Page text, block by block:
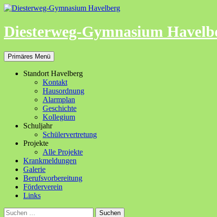
Zum
springen
Diesterweg-Gymnasium
Suchen
Primäres Menü
Standort Havelberg
Kontakt
Hausordnung
Alarmplan
Geschichte
Kollegium
Schuljahr
Schülervertretung
Projekte
Alle Projekte
Krankmeldungen
Galerie
Berufsvorbereitung
Förderverein
Links
Suchen